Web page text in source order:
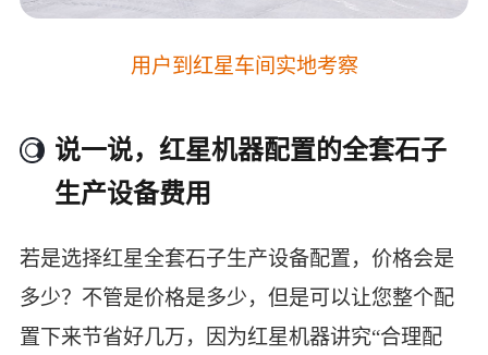
用户到红星车间实地考察
说一说，红星机器配置的全套石子
生产设备费用
若是选择红星全套石子生产设备配置，价格会是
多少？不管是价格是多少，但是可以让您整个配
置下来节省好几万，因为红星机器讲究“合理配